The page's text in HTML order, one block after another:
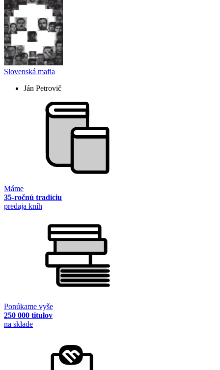
Slovenská mafia
Ján Petrovič
Máme
35-ročnú tradíciu
predaja kníh
Ponúkame vyše
250 000 titulov
na sklade